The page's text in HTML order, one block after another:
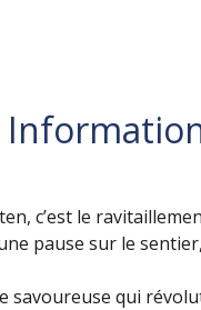
c’est le
pause sur le
savoureuse qui